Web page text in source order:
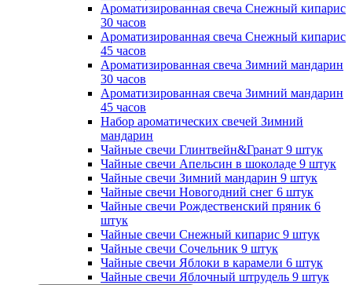
Ароматизированная свеча Снежный кипарис
30 часов
Ароматизированная свеча Снежный кипарис
45 часов
Ароматизированная свеча Зимний мандарин
30 часов
Ароматизированная свеча Зимний мандарин
45 часов
Набор ароматических свечей Зимний
мандарин
Чайные свечи Глинтвейн&Гранат 9 штук
Чайные свечи Апельсин в шоколаде 9 штук
Чайные свечи Зимний мандарин 9 штук
Чайные свечи Новогодний снег 6 штук
Чайные свечи Рождественский пряник 6
штук
Чайные свечи Снежный кипарис 9 штук
Чайные свечи Сочельник 9 штук
Чайные свечи Яблоки в карамели 6 штук
Чайные свечи Яблочный штрудель 9 штук